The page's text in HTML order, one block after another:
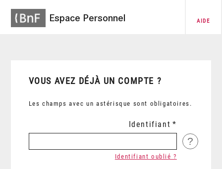
Espace Personnel AIDE
VOUS AVEZ DÉJÀ UN COMPTE ?
Les champs avec un astérisque sont obligatoires.
Identifiant
?
Identifiant oublié ?